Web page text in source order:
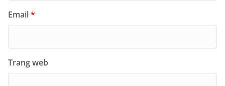
Email*
Trang web